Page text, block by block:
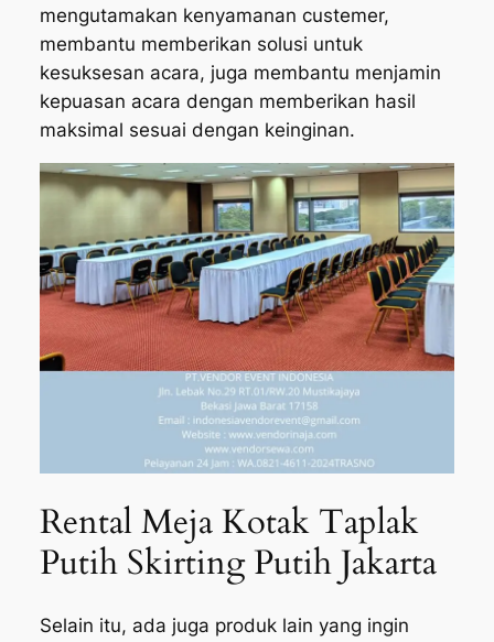
mengutamakan kenyamanan custemer,
membantu memberikan solusi untuk
kesuksesan acara, juga membantu menjamin
kepuasan acara dengan memberikan hasil
maksimal sesuai dengan keinginan.
Rental Meja Kotak Taplak
Putih Skirting Putih Jakarta
Selain itu, ada juga produk lain yang ingin